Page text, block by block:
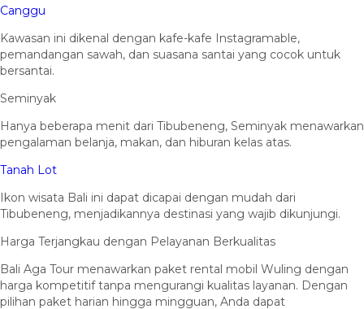
Canggu
Kawasan ini dikenal dengan kafe-kafe Instagramable,
pemandangan sawah, dan suasana santai yang cocok untuk
bersantai.
Seminyak
Hanya beberapa menit dari Tibubeneng, Seminyak menawarkan
pengalaman belanja, makan, dan hiburan kelas atas.
Tanah Lot
Ikon wisata Bali ini dapat dicapai dengan mudah dari
Tibubeneng, menjadikannya destinasi yang wajib dikunjungi.
Harga Terjangkau dengan Pelayanan Berkualitas
Bali Aga Tour menawarkan paket rental mobil Wuling dengan
harga kompetitif tanpa mengurangi kualitas layanan. Dengan
pilihan paket harian hingga mingguan, Anda dapat